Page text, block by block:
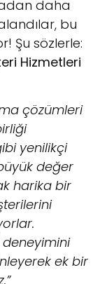
daha
bu
Şu sözlerle:
Hizmetleri
çözümleri
yenilikçi
değer
harika bir
deneyimini
ek bir